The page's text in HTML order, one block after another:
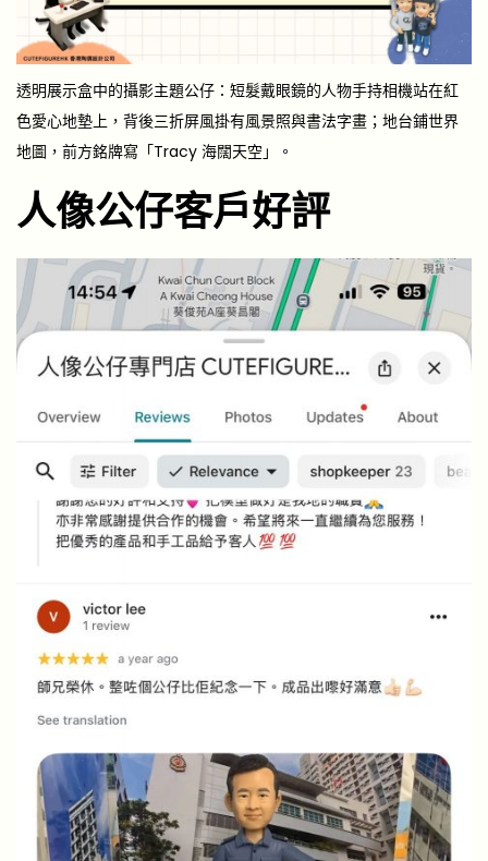
透明展示盒中的攝影主題公仔：短髮戴眼鏡的人物手持相機站在紅
色愛心地墊上，背後三折屏風掛有風景照與書法字畫；地台鋪世界
地圖，前方銘牌寫「Tracy 海闊天空」。
人像公仔客戶好評